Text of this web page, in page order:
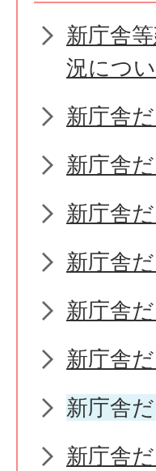
新庁舎
況につ
新庁舎
新庁舎
新庁舎
新庁舎
新庁舎
新庁舎
新庁舎
新庁舎